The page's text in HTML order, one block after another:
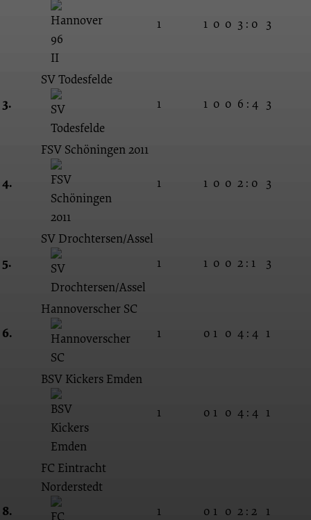
1 1 0 0 3 : 0 3
3.
SV Todesfelde
1
1 0 0 6 : 4 3
4.
FSV Schöningen 2011
1 1 0 0 2 : 0 3
5.
SV Drochtersen/Assel
1
1 0 0 2 : 1 3
6.
Hannoverscher SC
1
0 1 0 4 : 4 1
BSV Kickers Emden
1 0 1 0 4 : 4 1
8.
FC Eintracht
Norderstedt
1
0 1 0 2 : 2 1